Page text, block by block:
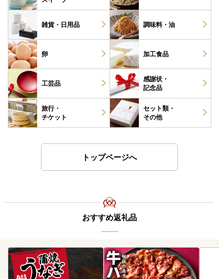
雑貨・ 日用品 調味料・ 油
卵 加工食品
工芸品
感謝状・
記念品
旅行・
チケット
セット類・
その他
トップページへ
おすすめ返礼品